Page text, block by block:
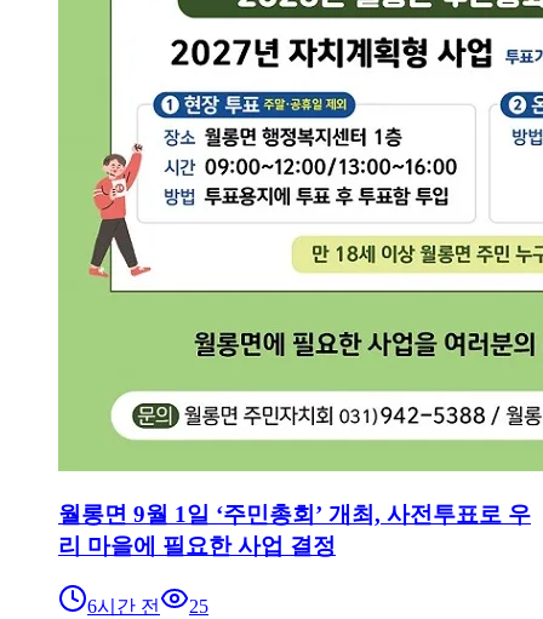
월롱면 9월 1일 ‘주민총회’ 개최, 사전투표로 우
리 마을에 필요한 사업 결정
6시간 전
25